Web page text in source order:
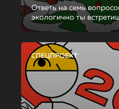
Ответь на семь
экологично ты
СПЕЦПРОЕКТ